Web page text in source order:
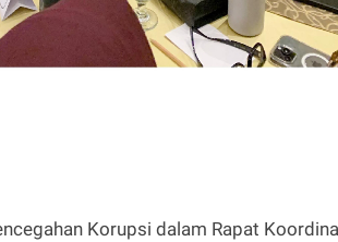
Korupsi dalam Rapat